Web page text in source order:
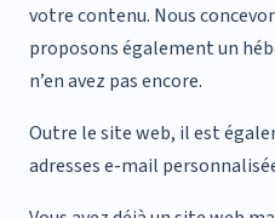
votre contenu. Nous
proposons également un
n’en avez pas encore.
Outre le site web, il est
adresses e-mail